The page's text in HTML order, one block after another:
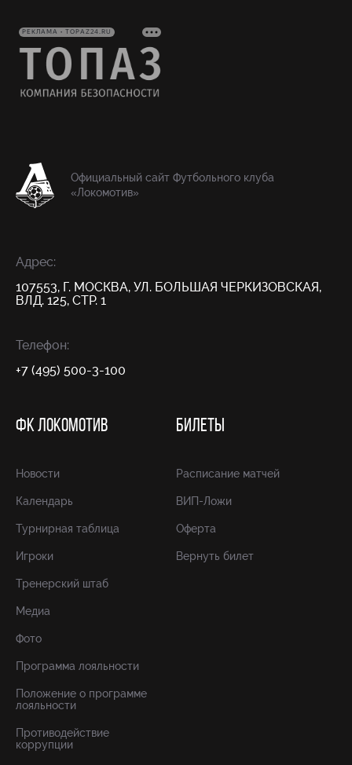
РЕКЛАМА • TOPAZ24.RU
Официальный сайт Футбольного клуба
«Локомотив»
Адрес:
107553, Г. МОСКВА, УЛ. БОЛЬШАЯ ЧЕРКИЗОВСКАЯ,
ВЛД. 125, СТР. 1
Телефон:
+7 (495) 500-3-100
ФК ЛОКОМОТИВ
Новости
Календарь
Турнирная таблица
Игроки
Тренерский штаб
Медиа
Фото
Программа лояльности
Положение о программе
лояльности
Противодействие
коррупции
БИЛЕТЫ
Расписание матчей
ВИП-Ложи
Оферта
Вернуть билет